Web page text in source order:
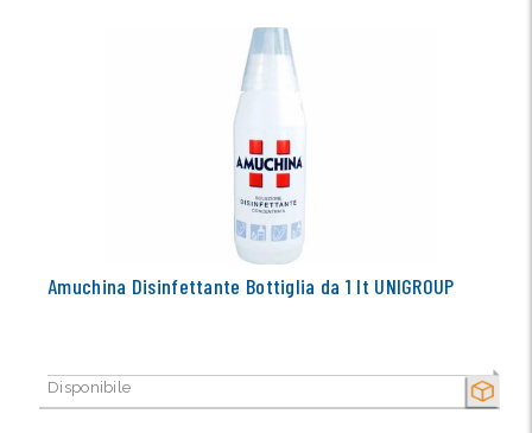
SECCO
Amuchina Disinfettante Bottiglia da 1 lt UNIGROUP
Disponibile